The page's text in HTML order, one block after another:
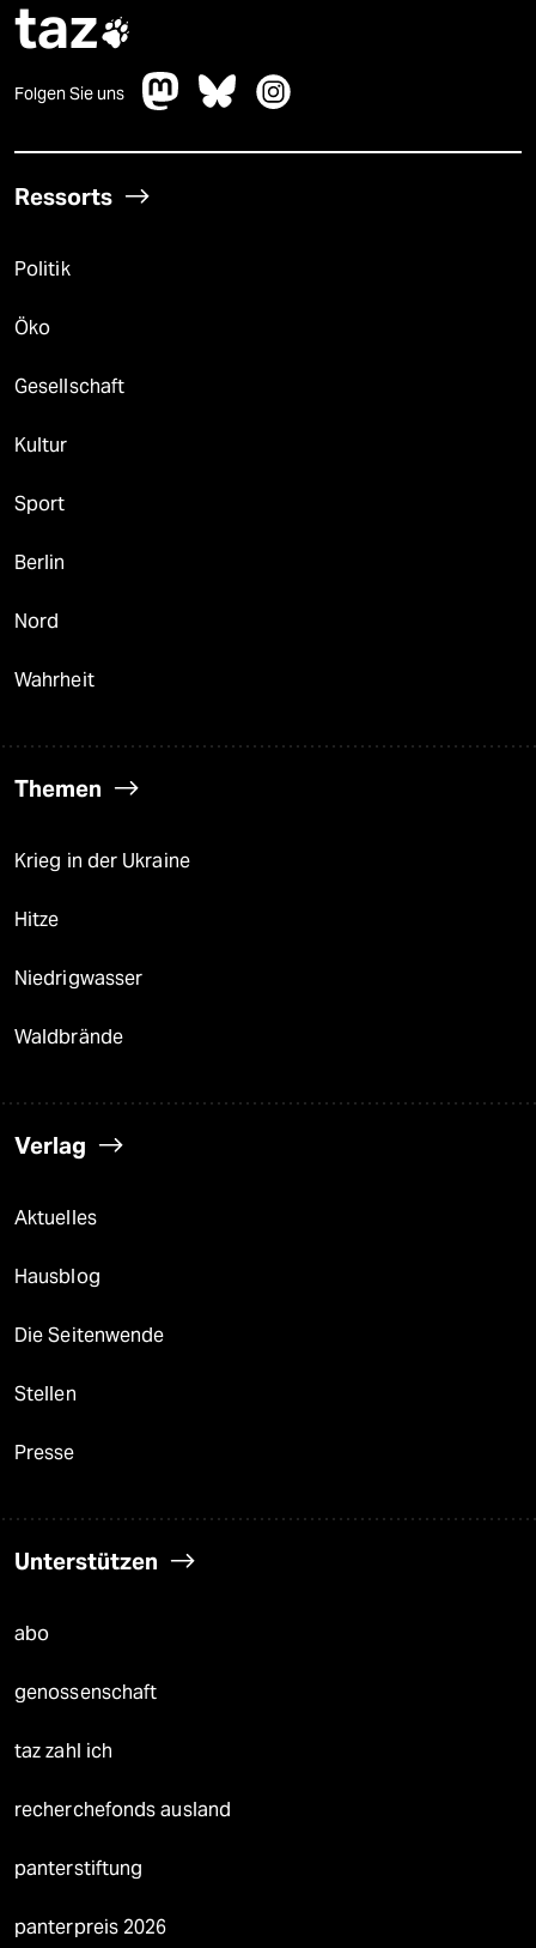
taz
Folgen Sie uns
Ressorts
Politik
Öko
Gesellschaft
Kultur
Sport
Berlin
Nord
Wahrheit
Themen
Krieg in der Ukraine
Hitze
Niedrigwasser
Waldbrände
Verlag
Aktuelles
Hausblog
Die Seitenwende
Stellen
Presse
Unterstützen
abo
genossenschaft
taz zahl ich
recherchefonds ausland
panterstiftung
panterpreis 2026